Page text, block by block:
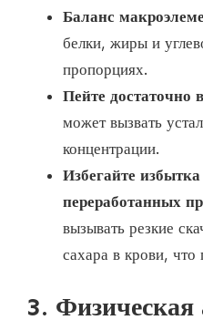
Баланс
белки, жиры и
пропорциях.
Пейте достаточно
может вызвать
концентрации.
Избегайте
переработанных
вызывать резкие
сахара в крови, что
3. Физическая